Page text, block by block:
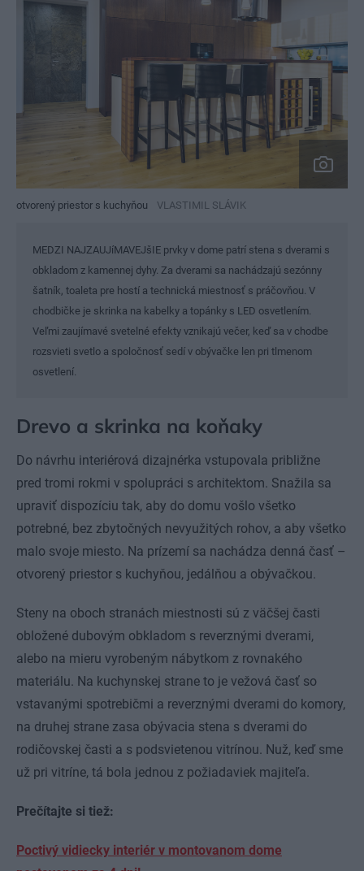
otvorený priestor s kuchyňou VLASTIMIL SLÁVIK
MEDZI NAJZAUJíMAVEJšIE prvky v dome patrí stena s dverami s
obkladom z kamennej dyhy. Za dverami sa nachádzajú sezónny
šatník, toaleta pre hostí a technická miestnosť s práčovňou. V
chodbičke je skrinka na kabelky a topánky s LED osvetlením.
Veľmi zaujímavé svetelné efekty vznikajú večer, keď sa v chodbe
rozsvieti svetlo a spoločnosť sedí v obývačke len pri tlmenom
osvetlení.
Drevo a skrinka na koňaky
Do návrhu interiérová dizajnérka vstupovala približne
pred tromi rokmi v spolupráci s architektom. Snažila sa
upraviť dispozíciu tak, aby do domu vošlo všetko
potrebné, bez zbytočných nevyužitých rohov, a aby všetko
malo svoje miesto. Na prízemí sa nachádza denná časť –
otvorený priestor s kuchyňou, jedálňou a obývačkou.
Steny na oboch stranách miestnosti sú z väčšej časti
obložené dubovým obkladom s reverznými dverami,
alebo na mieru vyrobeným nábytkom z rovnakého
materiálu. Na kuchynskej strane to je vežová časť so
vstavanými spotrebičmi a reverznými dverami do komory,
na druhej strane zasa obývacia stena s dverami do
rodičovskej časti a s podsvietenou vitrínou. Nuž, keď sme
už pri vitríne, tá bola jednou z požiadaviek majiteľa.
Prečítajte si tiež:
Poctivý vidiecky interiér v montovanom dome